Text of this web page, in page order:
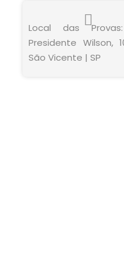
Local das
Presidente Wilson,
São Vicente | SP